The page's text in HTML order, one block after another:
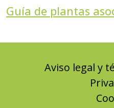
Guía de plantas
Aviso legal y